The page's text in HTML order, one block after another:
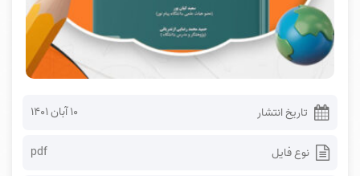
تاریخ انتشار ۱۰ آبان ۱۴۰۱
نوع فایل pdf